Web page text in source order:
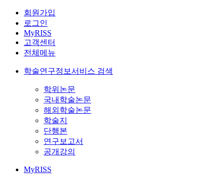
회원가입
로그인
MyRISS
고객센터
전체메뉴
학술연구정보서비스 검색
학위논문
국내학술논문
해외학술논문
학술지
단행본
연구보고서
공개강의
MyRISS